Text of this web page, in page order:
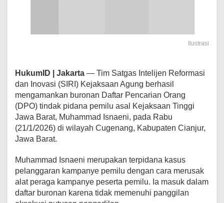
Ilustrasi
HukumID | Jakarta — Tim Satgas Intelijen Reformasi
dan Inovasi (SIRI) Kejaksaan Agung berhasil
mengamankan buronan Daftar Pencarian Orang
(DPO) tindak pidana pemilu asal Kejaksaan Tinggi
Jawa Barat, Muhammad Isnaeni, pada Rabu
(21/1/2026) di wilayah Cugenang, Kabupaten Cianjur,
Jawa Barat.
Muhammad Isnaeni merupakan terpidana kasus
pelanggaran kampanye pemilu dengan cara merusak
alat peraga kampanye peserta pemilu. Ia masuk dalam
daftar buronan karena tidak memenuhi panggilan